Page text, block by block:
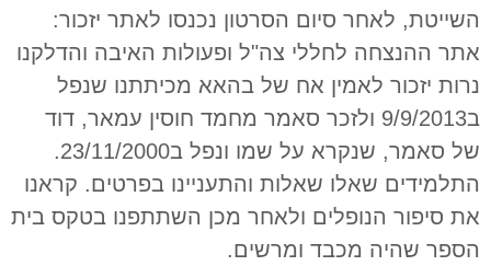
השייטת, לאחר סיום הסרטון נכנסו לאתר יזכור:
אתר ההנצחה לחללי צה"ל ופעולות האיבה והדלקנו
נרות יזכור לאמין אח של בהאא מכיתתנו שנפל
ב9/9/2013 ולזכר סאמר מחמד חוסין עמאר, דוד
של סאמר, שנקרא על שמו ונפל ב23/11/2000.
התלמידים שאלו שאלות והתעניינו בפרטים. קראנו
את סיפור הנופלים ולאחר מכן השתתפנו בטקס בית
הספר שהיה מכבד ומרשים.